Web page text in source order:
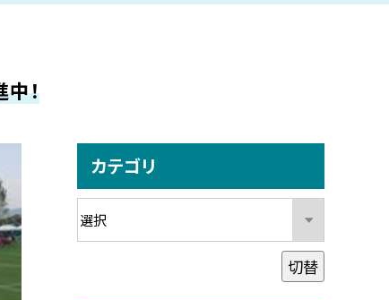
！
カテゴリ
切替